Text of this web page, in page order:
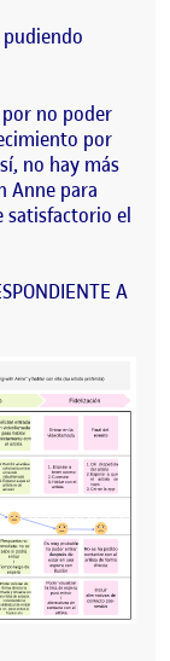
pudiendo
no poder
por
no hay más
Anne para
satisfactorio el
A